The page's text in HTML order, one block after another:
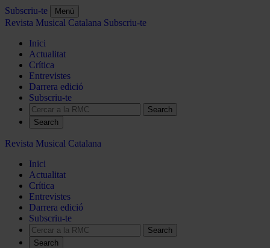
Subscriu-te Menú
Revista Musical Catalana Subscriu-te
Inici
Actualitat
Crítica
Entrevistes
Darrera edició
Subscriu-te
Search
Revista Musical Catalana
Inici
Actualitat
Crítica
Entrevistes
Darrera edició
Subscriu-te
Search